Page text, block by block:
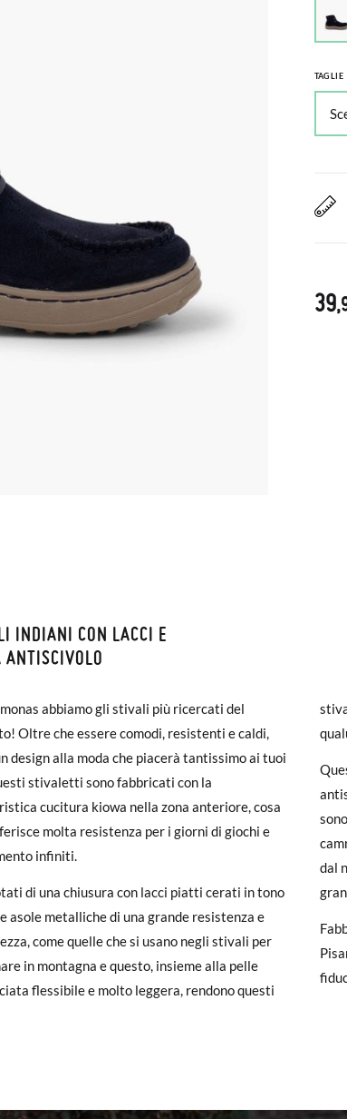
TAGLIE
39
INDIANI CON LACCI E
ANTISCIVOLO
abbiamo gli stivali più ricercati del
Oltre che essere comodi, resistenti e caldi,
design alla moda che piacerà tantissimo ai tuoi
stivaletti sono fabbricati con la
cucitura kiowa nella zona anteriore, cosa
molta resistenza per i giorni di giochi e
infiniti.
di una chiusura con lacci piatti cerati in tono
asole metalliche di una grande resistenza e
come quelle che si usano negli stivali per
in montagna e questo, insieme alla pelle
flessibile e molto leggera, rendono questi
dal
E RESI
da 4 a 5 giorni lavorativi per arrivare tramite
prima delle 15:00, altrimenti verrà spedito il giorno
arrivano e non sono esattamente quello che cercavi,
account, ti basta accedere per avviare la procedura. Se
deiResi
e inserisci il numero d'ordine e l'indirizzo
un articolo, ti preghiamo di restituire il paio
Poste Italiane e di effettuare un nuovo ordine per